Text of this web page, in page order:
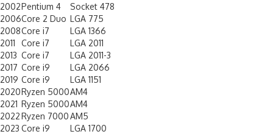
2002Pentium 4
Socket 478
2006Core 2 Duo LGA 775
2008Core i7
LGA 1366
2011
Core i7
LGA 2011
2013 Core i7
LGA 2011-3
2017 Core i9
LGA 2066
2019 Core i9
LGA 1151
2020Ryzen 5000AM4
2021 Ryzen 5000AM4
2022Ryzen 7000AM5
2023 Core i9 LGA 1700